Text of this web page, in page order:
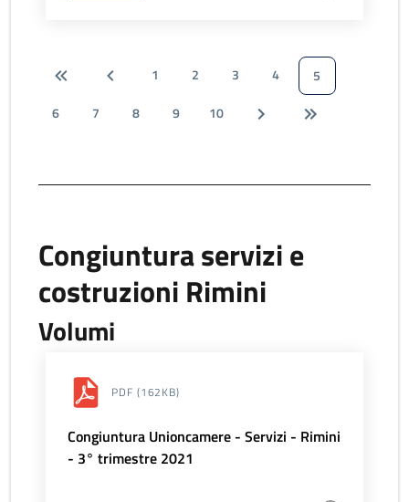
1 2 3 4
5
6
7 8 9 10
Congiuntura servizi e
costruzioni Rimini
Volumi
PDF (162KB)
Congiuntura Unioncamere - Servizi - Rimini
- 3° trimestre 2021